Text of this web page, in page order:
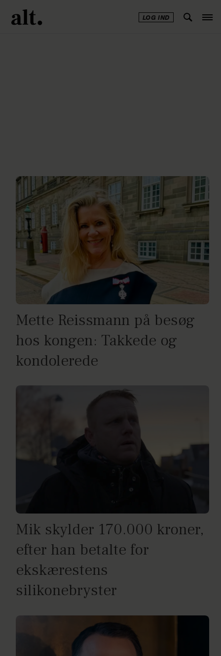
LOG IND
Mette Reissmann på besøg
hos kongen: Takkede og
kondolerede
Mik skylder 170.000 kroner,
efter han betalte for
ekskærestens
silikonebryster